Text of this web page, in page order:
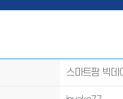
스마트팜 빅데